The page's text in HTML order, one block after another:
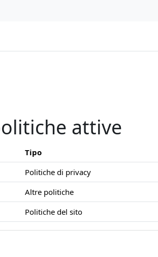
attive
Tipo
Politiche di privacy
Altre politiche
Politiche del sito